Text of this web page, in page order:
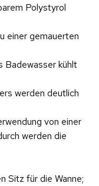
Polystyrol
einer gemauerten
Badewasser kühlt
werden deutlich
von einer
werden die
Sitz für die Wanne;